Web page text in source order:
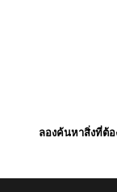
ลองค้นหาสิ่งที่ต้อ